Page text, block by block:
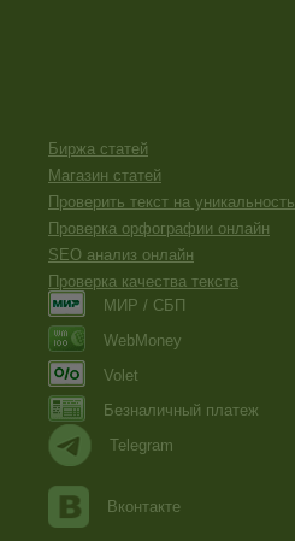
Биржа статей
Магазин статей
Проверить текст на уникальность
Проверка орфографии онлайн
SEO анализ онлайн
Проверка качества текста
МИР / СБП
WebMoney
Volet
Безналичный платеж
Telegram
Вконтакте